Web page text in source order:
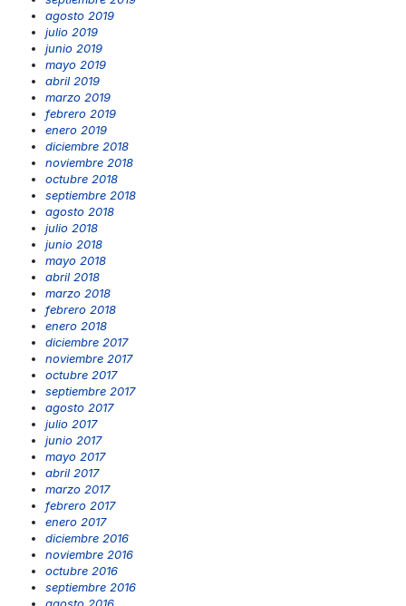
agosto 2019
julio 2019
junio 2019
mayo 2019
abril 2019
marzo 2019
febrero 2019
enero 2019
diciembre 2018
noviembre 2018
octubre 2018
septiembre 2018
agosto 2018
julio 2018
junio 2018
mayo 2018
abril 2018
marzo 2018
febrero 2018
enero 2018
diciembre 2017
noviembre 2017
octubre 2017
septiembre 2017
agosto 2017
julio 2017
junio 2017
mayo 2017
abril 2017
marzo 2017
febrero 2017
enero 2017
diciembre 2016
noviembre 2016
octubre 2016
septiembre 2016